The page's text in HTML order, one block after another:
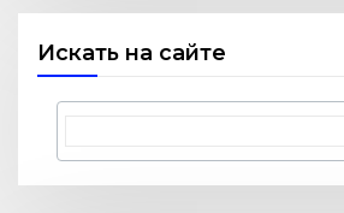
Искать на сайте